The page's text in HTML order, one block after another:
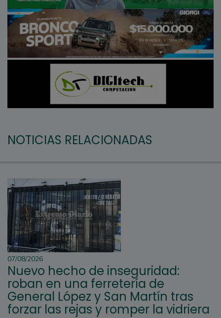
NOTICIAS RELACIONADAS
07/08/2026
Nuevo hecho de inseguridad:
roban en una ferretería de
General López y San Martín tras
forzar las rejas y romper la vidriera